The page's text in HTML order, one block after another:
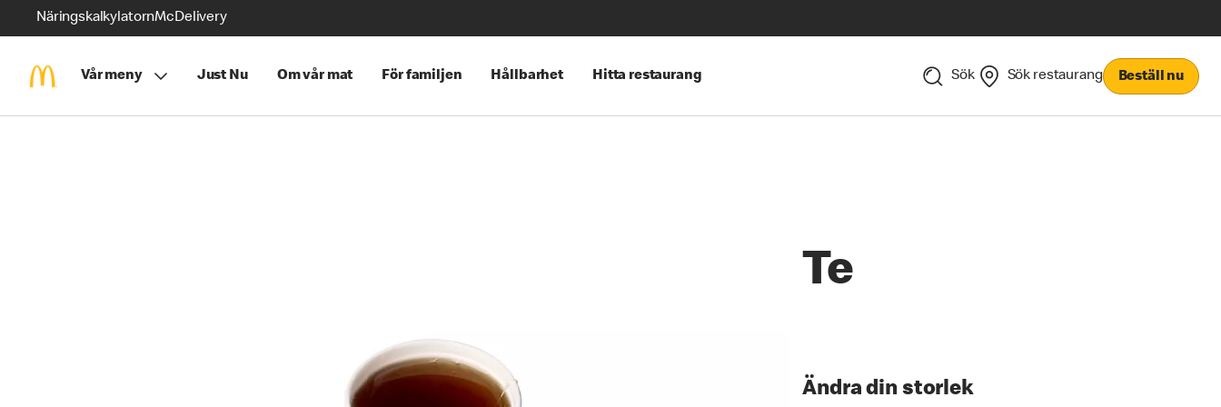
NäringskalkylatornMcDelivery
Vår meny Just Nu Om vår mat För familjen Hållbarhet Hitta restaurang Sök Sök restaurang Beställ nu
Te
Ändra din storlek